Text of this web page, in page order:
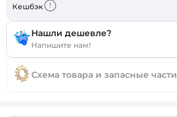
Кешбэк
Нашли дешевле?
Напишите нам!
Схема товара и запасные части